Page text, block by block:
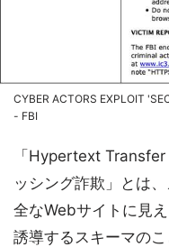
CYBER ACTORS EXPLOIT
- FBI
「Hypertext
ッシング詐欺」とは
全なWebサイトに見
誘導するスキーマのこ